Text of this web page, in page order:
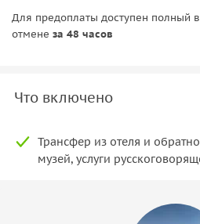
Для предоплаты доступен полный
отмене за 48 часов
Что включено
Трансфер из отеля и
музей, услуги